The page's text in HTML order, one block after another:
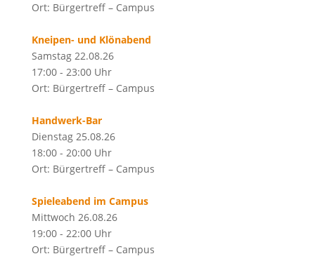
Ort: Bürgertreff – Campus
Kneipen- und Klönabend
Samstag 22.08.26
17:00 - 23:00 Uhr
Ort: Bürgertreff – Campus
Handwerk-Bar
Dienstag 25.08.26
18:00 - 20:00 Uhr
Ort: Bürgertreff – Campus
Spieleabend im Campus
Mittwoch 26.08.26
19:00 - 22:00 Uhr
Ort: Bürgertreff – Campus